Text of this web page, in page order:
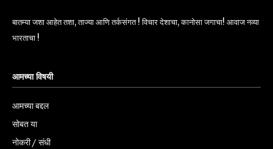
बातम्या जशा आहेत तशा, ताज्या आणि तर्कसंगत ! विचार देशाचा, कानोसा जगाचा! आवाज नव्या
भारताचा !
आमच्या विषयी
आमच्या बद्दल
सोबत या
नोकरी / संधी